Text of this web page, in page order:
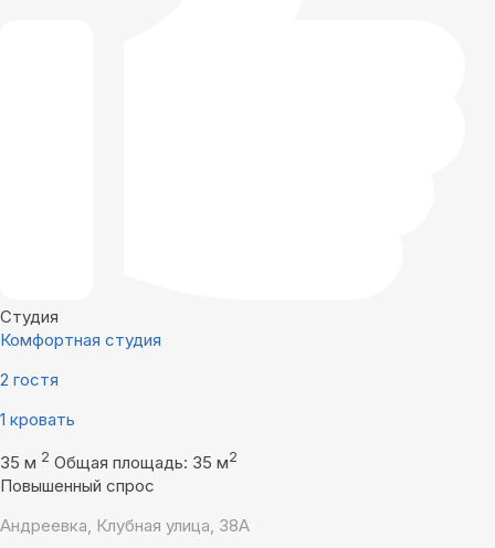
Студия
Комфортная студия
2 гостя
1 кровать
35 м 2 Общая площадь: 35 м2
Повышенный спрос
Андреевка, Клубная улица, 38А